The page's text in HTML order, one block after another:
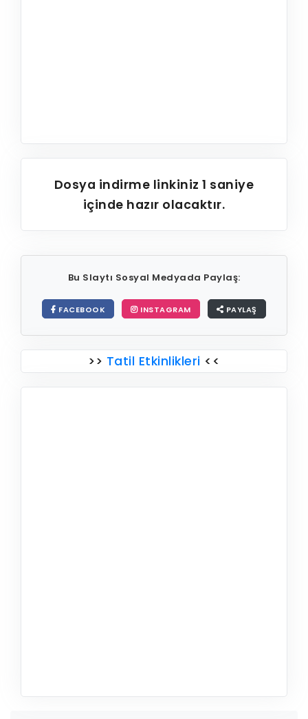
Dosya indirme linkiniz1 saniye
içinde hazır olacaktır.
Bu Slaytı Sosyal Medyada Paylaş:
FACEBOOK INSTAGRAM PAYLAŞ
>> Tatil Etkinlikleri <<